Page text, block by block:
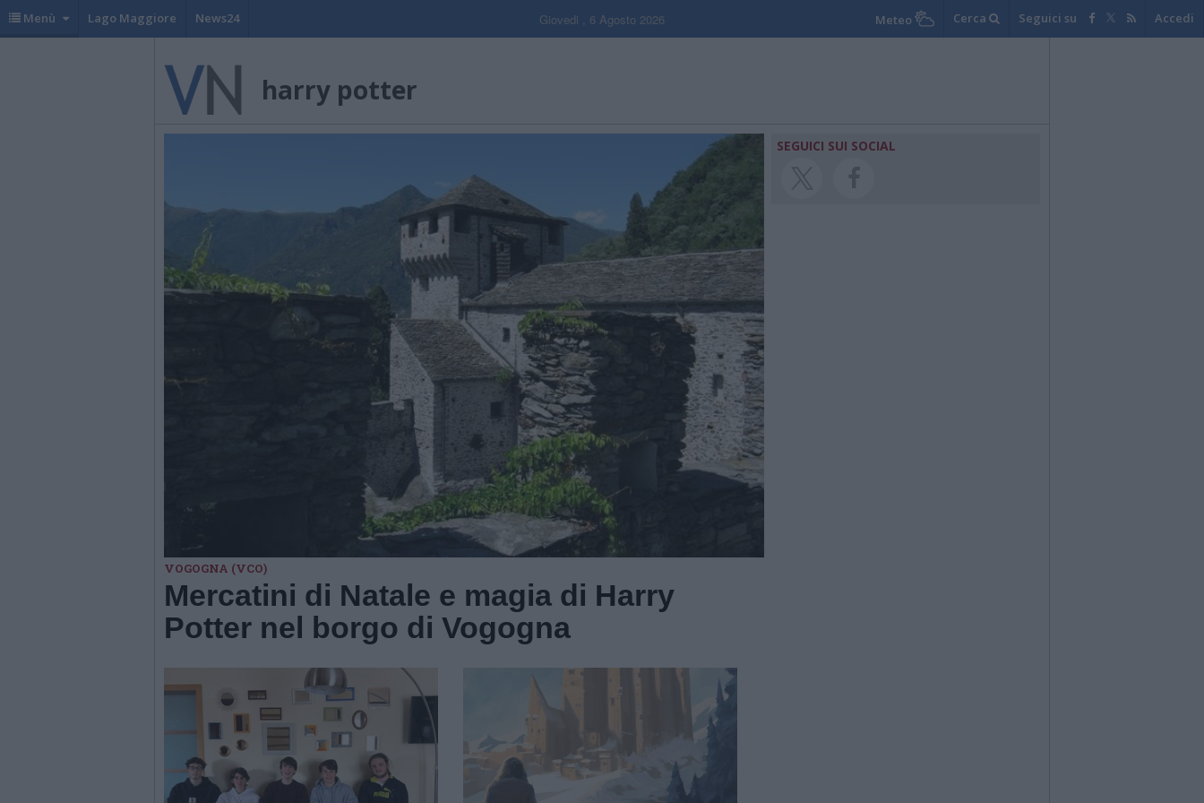
Menù Lago Maggiore News24 Giovedi , 6 Agosto 2026 Meteo Cerca Seguici su Accedi
harry potter
VOGOGNA (VCO)
Mercatini di Natale e magia di Harry
Potter nel borgo di Vogogna
SEGUICI SUI SOCIAL